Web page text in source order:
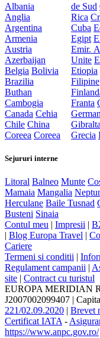
Albania
Anglia
Argentina
Armenia
Austria
Azerbaijan
Belgia Bolivia
Brazilia
Buthan
Cambogia
Canada Cehia
Chile China
Coreea Coreea
de Sud
Rica
Cuba
Egipt
Emir.
Unite
Etiopia
Filipine
Franta
Grecia
Sejururi interne
Litoral Balneo Munte
Mamaia Mangalia
Herculane Baile Tusnad
Busteni Sinaia
Contul meu | Impresii |
| Blog Europa Travel |
Cariere
Termeni si conditii |
Regulament campanii |
site | Contract cu turistul
EUROPA MERIDIAN
J2007002099407 |
221/02.09.2020 | Brevet
Certificat IATA -
https://www.anpc.gov.ro/